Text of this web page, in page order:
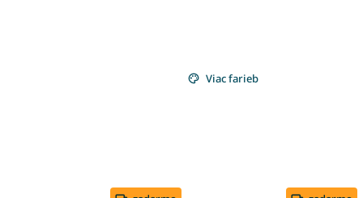
Viac farieb